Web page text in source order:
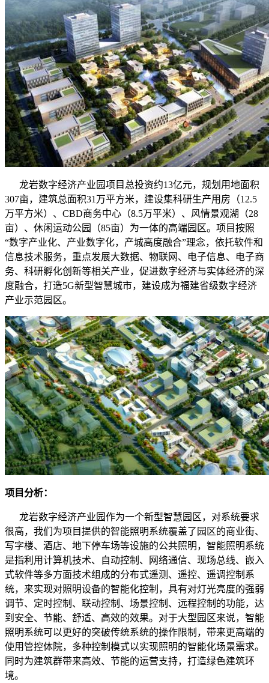
龙岩数字经济产业园项目总投资约13亿元，规划用地面积
307亩，建筑总面积31万平方米，建设集科研生产用房（12.5
万平方米）、CBD商务中心（8.5万平米）、风情景观湖（28
亩）、休闲运动公园（85亩）为一体的高端园区。项目按照
“数字产业化、产业数字化，产城高度融合”理念，依托软件和
信息技术服务，重点发展大数据、物联网、电子信息、电子商
务、科研孵化创新等相关产业，促进数字经济与实体经济的深
度融合，打造5G新型智慧城市，建设成为福建省级数字经济
产业示范园区。
项目分析：
龙岩数字经济产业园作为一个新型智慧园区，对系统要求
很高，我们为项目提供的智能照明系统覆盖了园区的商业街、
写字楼、酒店、地下停车场等设施的公共照明，智能照明系统
是指利用计算机技术、自动控制、网络通信、现场总线、嵌入
式软件等多方面技术组成的分布式遥测、遥控、遥调控制系
统，来实现对照明设备的智能化控制，具有对灯光亮度的强弱
调节、定时控制、联动控制、场景控制、远程控制的功能，达
到安全、节能、舒适、高效的效果。对于大型园区来说，智能
照明系统可以更好的突破传统系统的操作限制，带来更高端的
使用管控体院，多种控制模式以实现照明的智能化场景需求。
同时为建筑群带来高效、节能的运营支持，打造绿色建筑环
境。